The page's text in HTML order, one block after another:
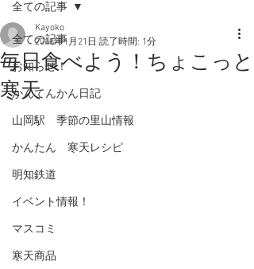
全ての記事
お知らせ！
かんてんかん日記
山岡駅 季節の里山情報
かんたん 寒天レシピ
明知鉄道
イベント情報！
マスコミ
寒天商品
全ての記事
毎日食べよう！ちょこっと
寒天
Kayoko
2018年1月21日 読了時間: 1分